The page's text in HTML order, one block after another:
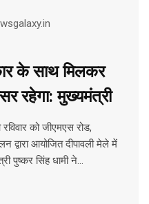
के साथ मिलकर
रहेगा: मुख्यमंत्री
को जीएमएस रोड,
द्वारा आयोजित दीपावली मेले में
पुष्कर सिंह धामी ने…